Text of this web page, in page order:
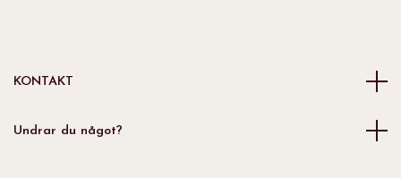
KONTAKT
Undrar du något?